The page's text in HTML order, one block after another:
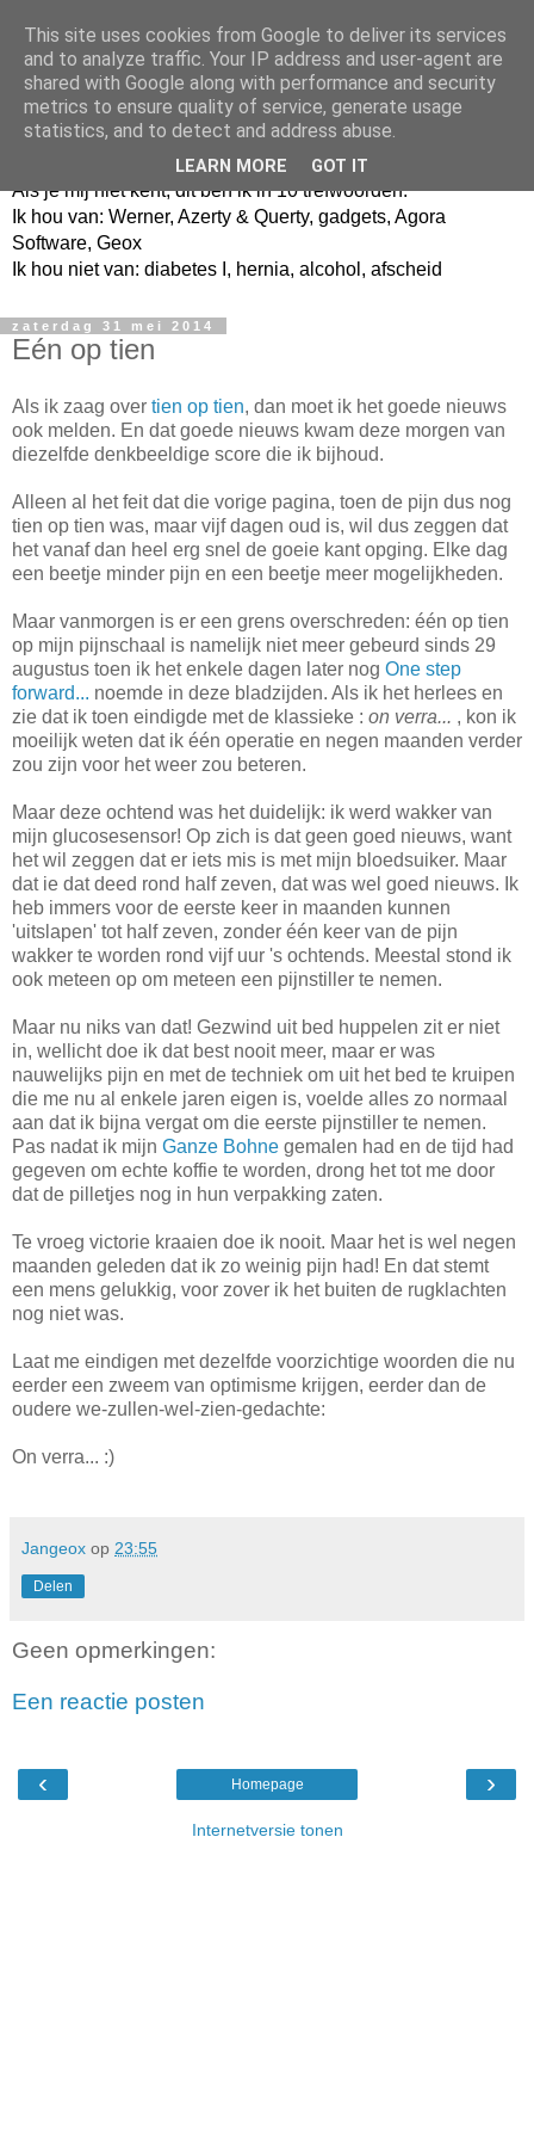
Jangeox' blog
Als je mij niet kent, dit ben ik in 10 trefwoorden.
Ik hou van: Werner, Azerty & Querty, gadgets, Agora
Software, Geox
Ik hou niet van: diabetes I, hernia, alcohol, afscheid
zaterdag 31 mei 2014
Eén op tien
Als ik zaag over tien op tien, dan moet ik het goede nieuws
ook melden. En dat goede nieuws kwam deze morgen van
diezelfde denkbeeldige score die ik bijhoud.
Alleen al het feit dat die vorige pagina, toen de pijn dus nog
tien op tien was, maar vijf dagen oud is, wil dus zeggen dat
het vanaf dan heel erg snel de goeie kant opging. Elke dag
een beetje minder pijn en een beetje meer mogelijkheden.
Maar vanmorgen is er een grens overschreden: één op tien
op mijn pijnschaal is namelijk niet meer gebeurd sinds 29
augustus toen ik het enkele dagen later nog One step
forward... noemde in deze bladzijden. Als ik het herlees en
zie dat ik toen eindigde met de klassieke : on verra... , kon ik
moeilijk weten dat ik één operatie en negen maanden verder
zou zijn voor het weer zou beteren.
Maar deze ochtend was het duidelijk: ik werd wakker van
mijn glucosesensor! Op zich is dat geen goed nieuws, want
het wil zeggen dat er iets mis is met mijn bloedsuiker. Maar
dat ie dat deed rond half zeven, dat was wel goed nieuws. Ik
heb immers voor de eerste keer in maanden kunnen
'uitslapen' tot half zeven, zonder één keer van de pijn
wakker te worden rond vijf uur 's ochtends. Meestal stond ik
ook meteen op om meteen een pijnstiller te nemen.
Maar nu niks van dat! Gezwind uit bed huppelen zit er niet
in, wellicht doe ik dat best nooit meer, maar er was
nauwelijks pijn en met de techniek om uit het bed te kruipen
die me nu al enkele jaren eigen is, voelde alles zo normaal
aan dat ik bijna vergat om die eerste pijnstiller te nemen.
Pas nadat ik mijn Ganze Bohne gemalen had en de tijd had
gegeven om echte koffie te worden, drong het tot me door
dat de pilletjes nog in hun verpakking zaten.
Te vroeg victorie kraaien doe ik nooit. Maar het is wel negen
maanden geleden dat ik zo weinig pijn had! En dat stemt
een mens gelukkig, voor zover ik het buiten de rugklachten
nog niet was.
Laat me eindigen met dezelfde voorzichtige woorden die nu
eerder een zweem van optimisme krijgen, eerder dan de
oudere we-zullen-wel-zien-gedachte:
On verra... :)
Jangeox op 23:55
Delen
Geen opmerkingen:
Een reactie posten
‹ ›
Homepage
Internetversie tonen
This site uses cookies from Google to deliver its services
and to analyze traffic. Your IP address and user-agent are
shared with Google along with performance and security
metrics to ensure quality of service, generate usage
statistics, and to detect and address abuse.
LEARN MORE GOT IT